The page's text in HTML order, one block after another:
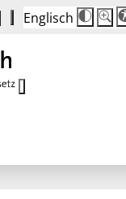
Englisch
Die
100